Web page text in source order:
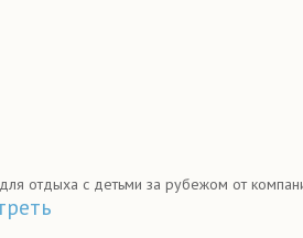
отдыха с детьми за рубежом от